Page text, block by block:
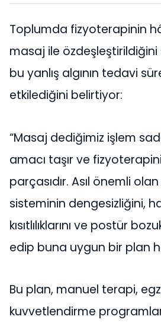
Toplumda fizyoterapinin
masaj ile özdeşleştirildiğini
bu yanlış algının tedavi
etkilediğini belirtiyor:
“Masaj dediğimiz işlem
amacı taşır ve
parçasıdır. Asıl önemli
sisteminin dengesizliğini,
kısıtlılıklarını ve postür
edip buna uygun bir plan
Bu plan, manuel terapi,
kuvvetlendirme